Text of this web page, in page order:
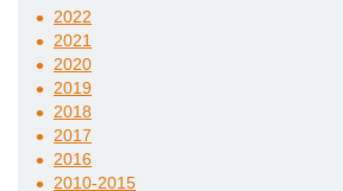
2022
2021
2020
2019
2018
2017
2016
2010-2015